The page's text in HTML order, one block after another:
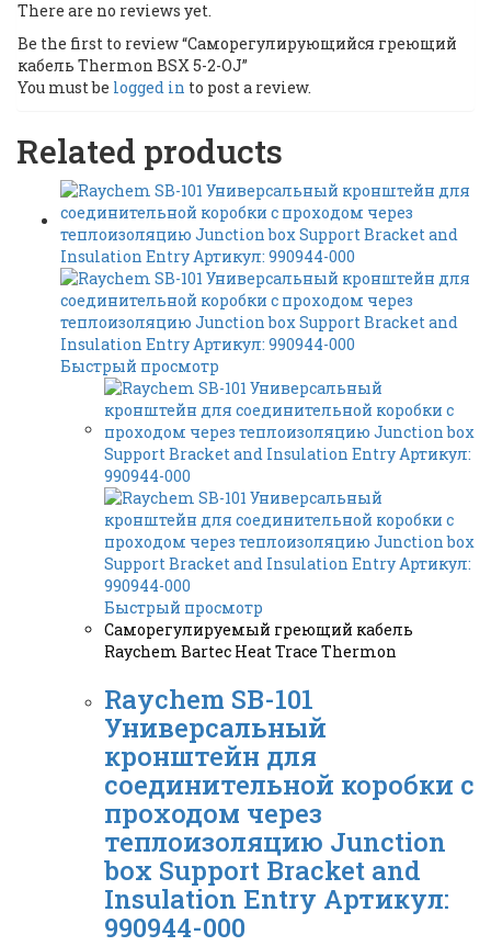
There are no reviews yet.
Be the first to review “Саморегулирующийся греющий
кабель Thermon BSX 5-2-OJ”
You must be logged in to post a review.
Related products
Быстрый просмотр
Быстрый просмотр
Саморегулируемый греющий кабель
Raychem Bartec Heat Trace Thermon
Raychem SB-101
Универсальный
кронштейн для
соединительной коробки c
проходом через
теплоизоляцию Junction
box Support Bracket and
Insulation Entry Артикул:
990944-000